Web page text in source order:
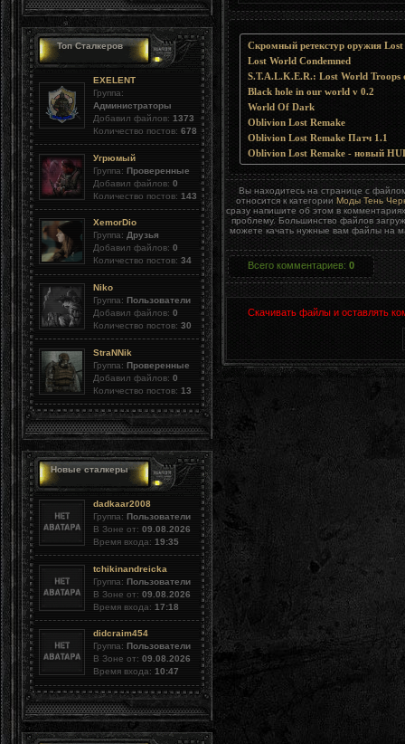
Топ Сталкеров
EXELENT
Группа:
Администраторы
Добавил файлов: 1373
Количество постов: 678
Угрюмый
Группа: Проверенные
Добавил файлов: 0
Количество постов: 143
XemorDio
Группа: Друзья
Добавил файлов: 0
Количество постов: 34
Niko
Группа: Пользователи
Добавил файлов: 0
Количество постов: 30
StraNNik
Группа: Проверенные
Добавил файлов: 0
Количество постов: 13
Новые сталкеры
dadkaar2008
Группа: Пользователи
В Зоне от: 09.08.2026
Время входа: 19:35
tchikinandreicka
Группа: Пользователи
В Зоне от: 09.08.2026
Время входа: 17:18
didcraim454
Группа: Пользователи
В Зоне от: 09.08.2026
Время входа: 10:47
Скромный ретекстур оружия
Lost World Condemned
S.T.A.L.K.E.R.: Lost World Troops
Black hole in our world v 0.2
World Of Dark
Oblivion Lost Remake
Oblivion Lost Remake Патч 1.1
Oblivion Lost Remake - новый
Вы находитесь на странице с
относится к категорииМоды Тень
сразу напишите об этом в
проблему. Большинство файлов
можете качать нужные вам файлы на
Всего комментариев: 0
Скачивать файлы и оставлять